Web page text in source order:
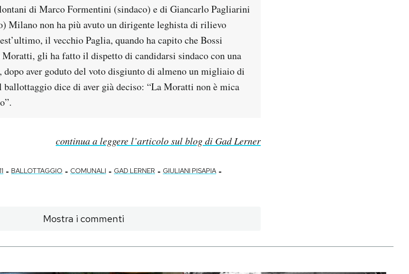
di Marco Formentini (sindaco) e di Giancarlo Pagliarini
Milano non ha più avuto un dirigente leghista di rilievo
il vecchio Paglia, quando ha capito che Bossi
Moratti, gli ha fatto il dispetto di candidarsi sindaco con una
dopo aver goduto del voto disgiunto di almeno un migliaio di
dice di aver già deciso: “La Moratti non è mica
continua a leggere l’articolo sul blog di Gad Lerner
- BALLOTTAGGIO - COMUNALI - GAD LERNER - GIULIANI PISAPIA -
Mostra i commenti